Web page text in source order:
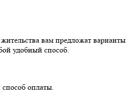
вам предложат варианты
удобный способ.
оплаты.